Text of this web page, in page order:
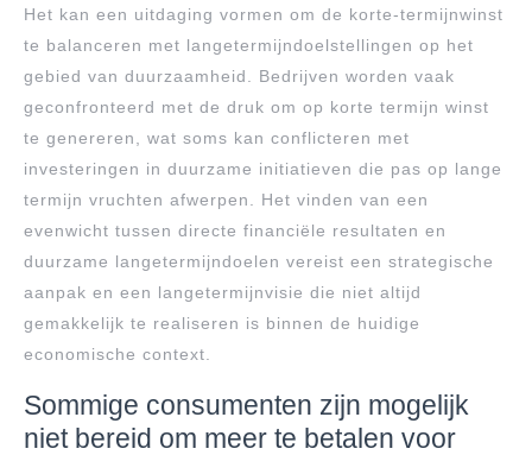
Het kan een uitdaging vormen om de korte-termijnwinst
te balanceren met langetermijndoelstellingen op het
gebied van duurzaamheid. Bedrijven worden vaak
geconfronteerd met de druk om op korte termijn winst
te genereren, wat soms kan conflicteren met
investeringen in duurzame initiatieven die pas op lange
termijn vruchten afwerpen. Het vinden van een
evenwicht tussen directe financiële resultaten en
duurzame langetermijndoelen vereist een strategische
aanpak en een langetermijnvisie die niet altijd
gemakkelijk te realiseren is binnen de huidige
economische context.
Sommige consumenten zijn mogelijk
niet bereid om meer te betalen voor